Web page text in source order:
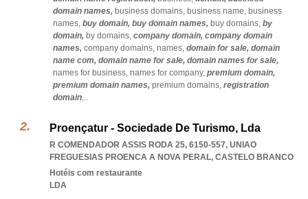
domain names, business domains, business name, business
names, buy domain, buy domain names, buy domains, by
domain, by domains, company domain, company domain
names, company domains, names, domain for sale, domain
name com, domain name for sale, domain names for sale,
names for business, names for company, premium domain,
premium domain names, premium domains, registration
domain...
Proençatur - Sociedade De Turismo, Lda
R COMENDADOR ASSIS RODA 25, 6150-557, UNIAO
FREGUESIAS PROENCA A NOVA PERAL, CASTELO BRANCO
Hotéis com restaurante
LDA